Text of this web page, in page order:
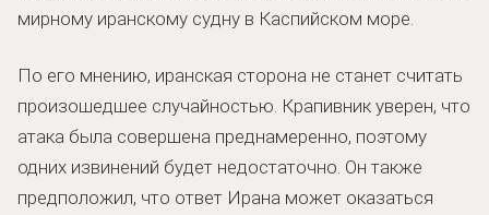
мирному иранскому судну в Каспийском море.
По его мнению, иранская сторона не станет считать
произошедшее случайностью. Крапивник уверен, что
атака была совершена преднамеренно, поэтому
одних извинений будет недостаточно. Он также
предположил, что ответ Ирана может оказаться